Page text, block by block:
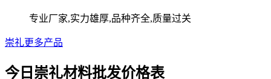
专业厂家,实力雄厚,品种齐全,质量过关
崇礼更多产品
今日崇礼材料批发价格表